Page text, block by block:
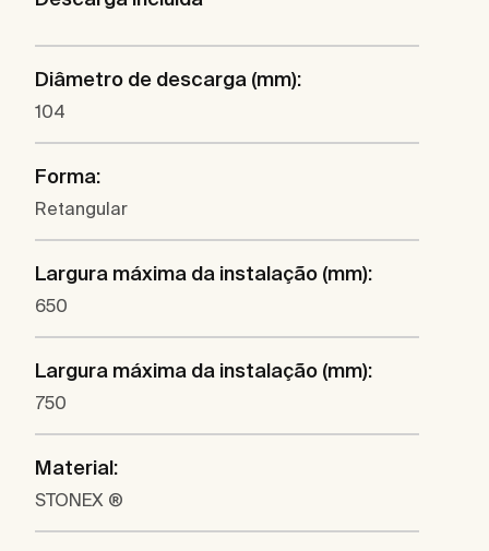
Diâmetro de descarga (mm):
104
Forma:
Retangular
Largura máxima da instalação (mm):
650
Largura máxima da instalação (mm):
750
Material:
STONEX ®